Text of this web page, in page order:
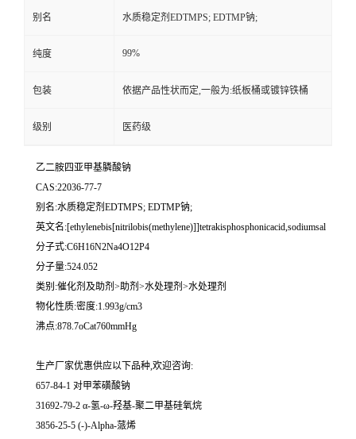
别名 水质稳定剂EDTMPS; EDTMP钠;
纯度 99%
包装 依据产品性状而定,一般为:纸板桶或镀锌铁桶
级别 医药级
乙二胺四亚甲基膦酸钠
CAS:22036-77-7
别名:水质稳定剂EDTMPS; EDTMP钠;
英文名:[ethylenebis[nitrilobis(methylene)]]tetrakisphosphonicacid,sodiumsal
分子式:C6H16N2Na4O12P4
分子量:524.052
类别:催化剂及助剂>助剂>水处理剂>水处理剂
物化性质:密度:1.993g/cm3
沸点:878.7oCat760mmHg
生产厂家优惠供应以下品种,欢迎咨询:
657-84-1 对甲苯磺酸钠
31692-79-2 α-氢-ω-羟基-聚二甲基硅氧烷
3856-25-5 (-)-Alpha-蒎烯